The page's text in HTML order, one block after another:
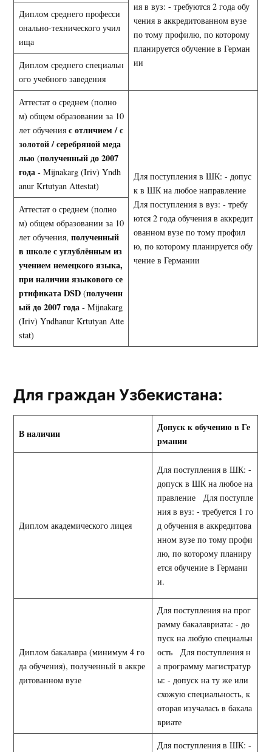
ия в вуз: - требуются 2 года обу
чения в аккредитованном вузе
по тому профилю, по которому
планируется обучение в Герман
ии
Диплом среднего професси
онально-технического учил
ища
Диплом среднего специальн
ого учебного заведения
Аттестат о среднем (полно
м) общем образовании за 10
лет обучения с отличием / с
золотой / серебряной меда
лью (полученный до 2007
года - Mijnakarg (Iriv) Yndh
anur Krtutyan Attestat)
Для поступления в ШК: - допус
к в ШК на любое направление
Для поступления в вуз: - требу
ются 2 года обучения в аккредит
ованном вузе по тому профил
ю, по которому планируется обу
чение в Германии
Аттестат о среднем (полно
м) общем образовании за 10
лет обучения, полученный
в школе с углублённым из
учением немецкого языка,
при наличии языкового се
ртификатаDSD(полученн
ый до 2007 года - Mijnakarg
(Iriv) Yndhanur Krtutyan Atte
stat)
Для граждан Узбекистана:
В наличии
Допуск к обучению в Ге
рмании
Диплом академического лицея
Для поступления в ШК: -
допуск в ШК на любое на
правление Для поступле
ния в вуз: - требуется 1 го
д обучения в аккредитова
нном вузе по тому профи
лю, по которому планиру
ется обучение в Германи
и.
Диплом бакалавра (минимум 4 го
да обучения), полученный в аккре
дитованном вузе
Для поступления на прог
рамму бакалавриата: - до
пуск на любую специальн
ость Для поступления н
а программу магистратур
ы: - допуск на ту же или
схожую специальность, к
оторая изучалась в бакала
вриате
Для поступления в ШК: -